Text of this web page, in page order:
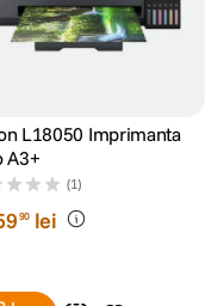
L18050 Imprimanta
A3+
(1)
90 lei